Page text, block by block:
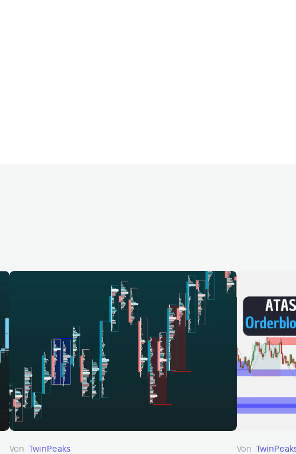
Von TwinPeaks Von